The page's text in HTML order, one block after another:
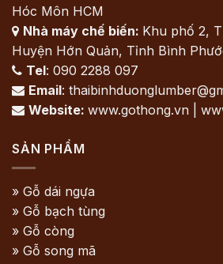
Hóc Môn HCM
 Nhà máy chế biến: Khu phố 2,
Huyện Hớn Quản, Tỉnh Bình
 Tel: 090 2288 097
 Email:
 Website: www.gothong.vn |
SẢN PHẨM
» Gỗ dái ngựa
» Gỗ bạch tùng
» Gỗ còng
» Gỗ song mã